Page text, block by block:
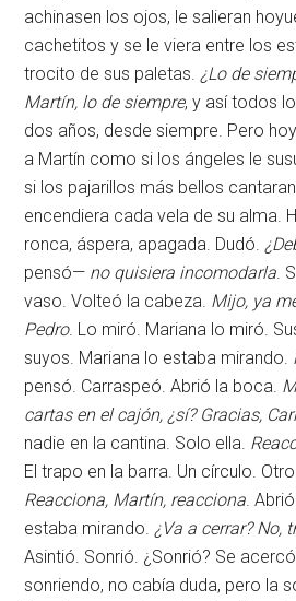
achinasen los ojos, le salieran
cachetitos y se le viera entre los
trocito de sus paletas. ¿Lo de
Martín, lo de siempre, y así todos
dos años, desde siempre. Pero
a Martín como si los ángeles le
si los pajarillos más bellos
encendiera cada vela de su alma.
ronca, áspera, apagada. Dudó.
pensó— no quisiera incomodarla.
vaso. Volteó la cabeza. Mijo, ya
Pedro. Lo miró. Mariana lo miró.
suyos. Mariana lo estaba mirando.
pensó. Carraspeó. Abrió la boca.
cartas en el cajón, ¿sí? Gracias,
nadie en la cantina. Solo ella.
El trapo en la barra. Un círculo.
Reacciona, Martín, reacciona.
estaba mirando. ¿Va a cerrar? No,
Asintió. Sonrió. ¿Sonrió? Se
sonriendo, no cabía duda, pero la